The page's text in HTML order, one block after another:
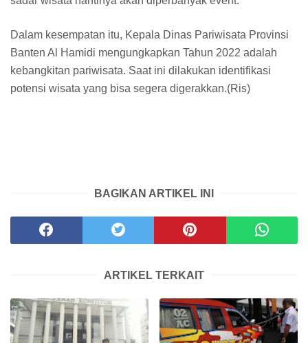
Dalam kesempatan itu, Kepala Dinas Pariwisata Provinsi
Banten Al Hamidi mengungkapkan Tahun 2022 adalah
kebangkitan pariwisata. Saat ini dilakukan identifikasi
potensi wisata yang bisa segera digerakkan.(Ris)
BAGIKAN ARTIKEL INI
ARTIKEL TERKAIT